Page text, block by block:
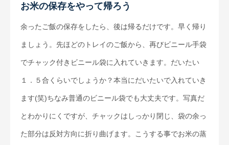
お米の保存をやって帰ろう
余ったご飯の保存をしたら、後は帰るだけです。早く帰り
ましょう。先ほどのトレイのご飯から、再びビニール手袋
でチャック付きビニール袋に入れていきます。だいたい
１．５合くらいでしょうか？本当にだいたいで入れていき
ます(笑)ちなみ普通のビニール袋でも大丈夫です。写真だ
とわかりにくですが、チャックはしっかり閉じ、袋の余っ
た部分は反対方向に折り曲げます。こうする事でお米の蒸